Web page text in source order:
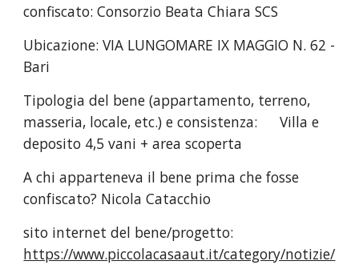
confiscato:Consorzio Beata Chiara SCS
Ubicazione:VIA LUNGOMARE IX MAGGIO N. 62 -
Bari
Tipologia del bene (appartamento, terreno,
masseria, locale, etc.) e consistenza:
Villa e
deposito 4,5 vani + area scoperta
A chi apparteneva il bene prima che fosse
confiscato? Nicola Catacchio
sito internet del bene/progetto:
https://www.piccolacasaaut.it/category/notizie/